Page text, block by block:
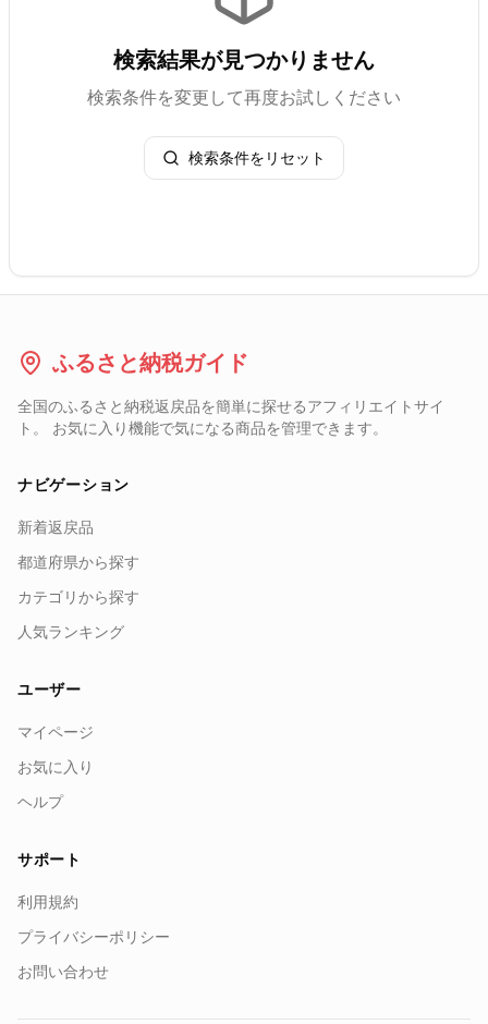
検索結果が見つかりません
検索条件を変更して再度お試しください
検索条件をリセット
ふるさと納税ガイド
全国のふるさと納税返戻品を簡単に探せるアフィリエイトサイ
ト。 お気に入り機能で気になる商品を管理できます。
ナビゲーション
新着返戻品
都道府県から探す
カテゴリから探す
人気ランキング
ユーザー
マイページ
お気に入り
ヘルプ
サポート
利用規約
プライバシーポリシー
お問い合わせ